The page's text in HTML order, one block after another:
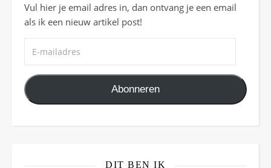
Vul hier je email adres in, dan ontvang je een email
als ik een nieuw artikel post!
Abonneren
DIT BEN IK